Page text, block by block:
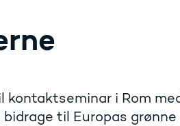
i Rom
til Europas